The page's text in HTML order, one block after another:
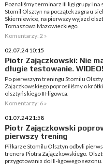
Poznaliśmy terminarz III ligi grupy I
Stomil Olsztyn na początek zagra u
Skierniewice, na pierwszy wyjazd
Tomaszowa Mazowieckiego.
Komentarzy: 2 »
02.07.24 10:15
Piotr Zajączkowski: Nie
długie testowanie. WIDEO!
Po pierwszym treningu Stomilu
Zajączkowskiego poprosiliśmy o
olsztyńskiego III-ligowca.
Komentarzy: 6 »
01.07.24 21:58
Piotr Zajączkowski
pierwszy trening
Piłkarze Stomilu Olsztyn odbyli
trenera Piotra Zajączkowskiego.
przygotowania do III-ligowego sezonu.